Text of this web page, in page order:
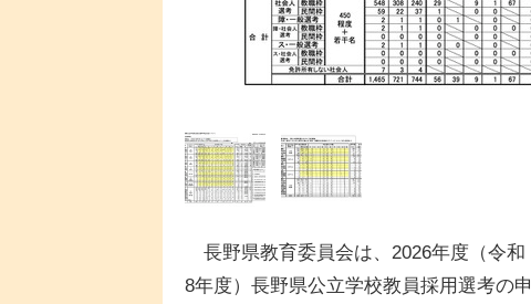
長野県教育委員会は、2026年度（令和
8年度）長野県公立学校教員採用選考の申